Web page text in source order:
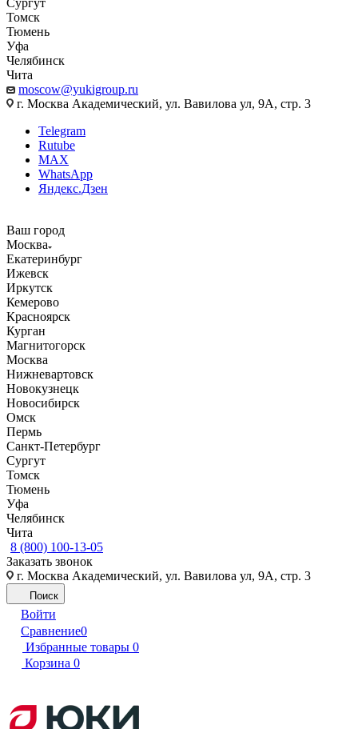
Сургут
Томск
Тюмень
Уфа
Челябинск
Чита
moscow@yukigroup.ru
г. Москва Академический, ул. Вавилова ул, 9А, стр. 3
Telegram
Rutube
MAX
WhatsApp
Яндекс.Дзен
Ваш город
Москва
Екатеринбург
Ижевск
Иркутск
Кемерово
Красноярск
Курган
Магнитогорск
Москва
Нижневартовск
Новокузнецк
Новосибирск
Омск
Пермь
Санкт-Петербург
Сургут
Томск
Тюмень
Уфа
Челябинск
Чита
8 (800) 100-13-05
Заказать звонок
г. Москва Академический, ул. Вавилова ул, 9А, стр. 3
Поиск
Войти
Сравнение0
Избранные товары 0
Корзина 0